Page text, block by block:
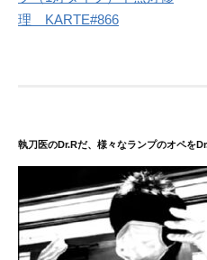
ナ
ョ
理 KARTE#866
執刀医のDr.Rだ、様々なランプのオペを